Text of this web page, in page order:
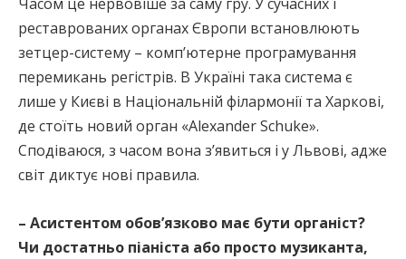
реставрованих органах Європи встановлюють
зетцер-систему – комп’ютерне програмування
перемикань регістрів. В Україні така система є
лише у Києві в Національній філармонії та Харкові,
де стоїть новий орган «Alexander Schuke».
Сподіваюся, з часом вона з’явиться і у Львові, адже
світ диктує нові правила.
– Асистентом обов’язково має бути органіст?
Чи достатньо піаніста або просто музиканта,